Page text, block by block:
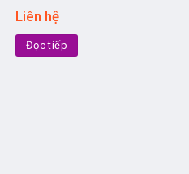
Liên hệ
Đọc tiếp